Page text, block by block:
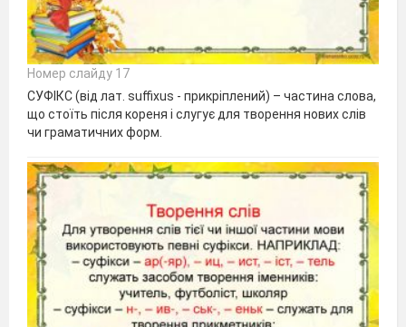
Номер слайду 17
СУФІКС (від лат. suffixus - прикріплений) – частина слова,
що стоїть після кореня і слугує для творення нових слів
чи граматичних форм.